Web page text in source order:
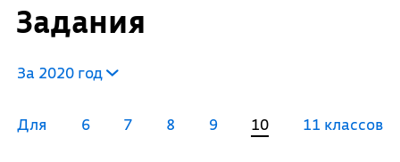
Задания
За 2020 год
Для 6 7 8 9 10 11 классов